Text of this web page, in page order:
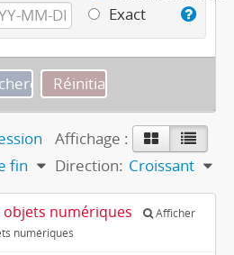
Exact
Affichage :
fin Direction: Croissant
objets numériques
Afficher
numériques